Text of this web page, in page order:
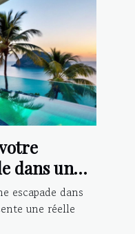
dans un
escapade dans
une réelle